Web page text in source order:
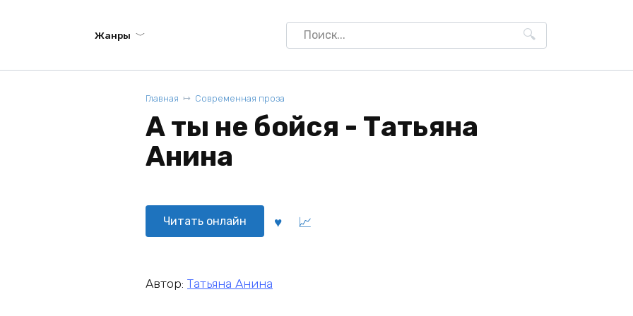
Жанры
Search
for:
Главная Современная проза
А ты не бойся - Татьяна
Анина
Читать онлайн
Автор: Татьяна Анина